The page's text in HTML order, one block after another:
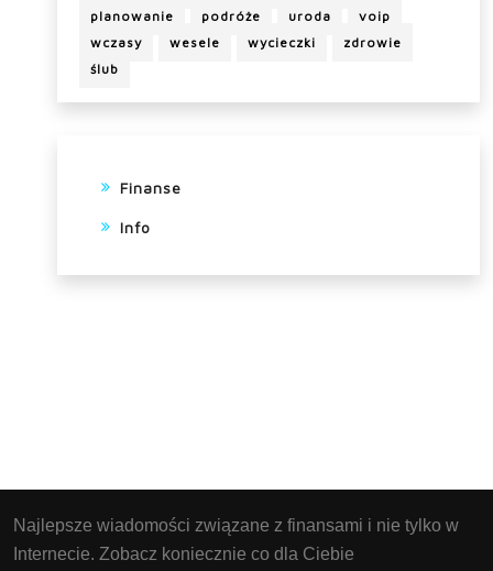
planowanie
podróże uroda
voip
wczasy
wesele wycieczki
zdrowie
ślub
Finanse
Info
Najlepsze wiadomości związane z finansami i nie tylko w
Internecie. Zobacz koniecznie co dla Ciebie